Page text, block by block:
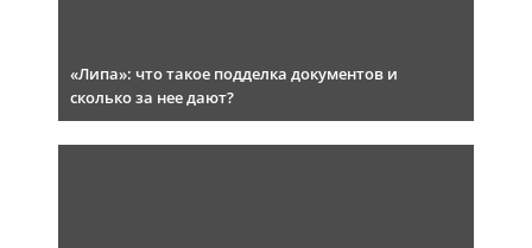
«Липа»: что такое подделка документов и
сколько за нее дают?